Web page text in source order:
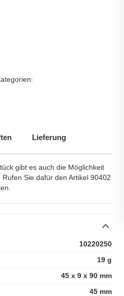
Lieferung
gibt es auch die Möglichkeit
Sie dafür den Artikel 90402
10220250
19 g
45 x 9 x 90 mm
45 mm